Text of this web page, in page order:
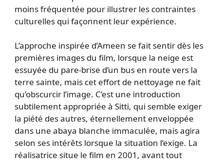
moins fréquentée pour illustrer les contraintes
culturelles qui façonnent leur expérience.
L’approche inspirée d’Ameen se fait sentir dès les
premières images du film, lorsque la neige est
essuyée du pare-brise d’un bus en route vers la
terre sainte, mais cet effort de nettoyage ne fait
qu’obscurcir l’image. C’est une introduction
subtilement appropriée à Sitti, qui semble exiger
la piété des autres, éternellement enveloppée
dans une abaya blanche immaculée, mais agira
selon ses intérêts lorsque la situation l’exige. La
réalisatrice situe le film en 2001, avant tout